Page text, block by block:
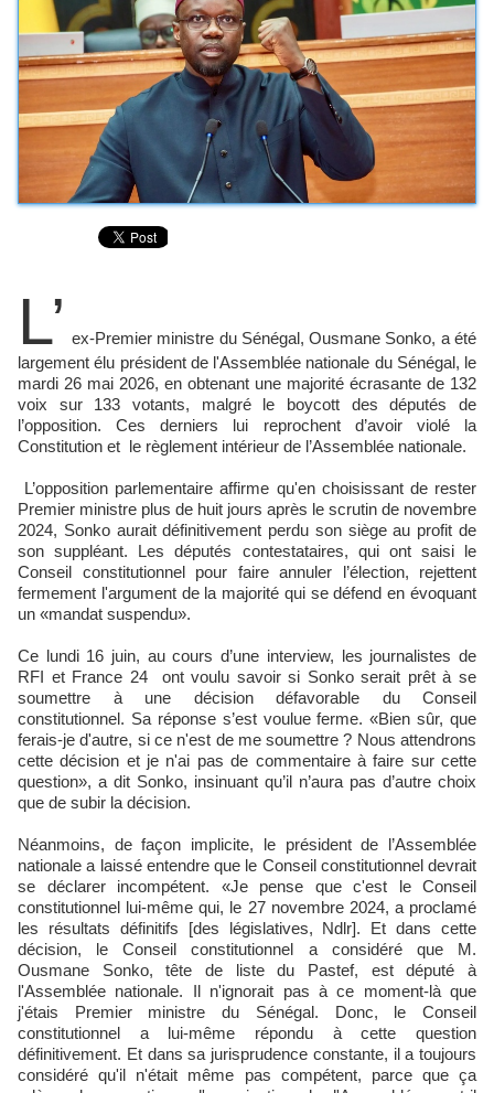
L’ ex-Premier ministre du Sénégal, Ousmane Sonko, a été
largement élu président de l'Assemblée nationale du Sénégal, le
mardi 26 mai 2026, en obtenant une majorité écrasante de 132
voix sur 133 votants, malgré le boycott des députés de
l’opposition. Ces derniers lui reprochent d’avoir violé la
Constitution et le règlement intérieur de l’Assemblée nationale.
L’opposition parlementaire affirme qu'en choisissant de rester
Premier ministre plus de huit jours après le scrutin de novembre
2024, Sonko aurait définitivement perdu son siège au profit de
son suppléant. Les députés contestataires, qui ont saisi le
Conseil constitutionnel pour faire annuler l’élection, rejettent
fermement l'argument de la majorité qui se défend en évoquant
un «mandat suspendu».
Ce lundi 16 juin, au cours d’une interview, les journalistes de
RFI et France 24 ont voulu savoir si Sonko serait prêt à se
soumettre à une décision défavorable du Conseil
constitutionnel. Sa réponse s’est voulue ferme. «Bien sûr, que
ferais-je d'autre, si ce n'est de me soumettre ? Nous attendrons
cette décision et je n'ai pas de commentaire à faire sur cette
question», a dit Sonko, insinuant qu’il n’aura pas d’autre choix
que de subir la décision.
Néanmoins, de façon implicite, le président de l’Assemblée
nationale a laissé entendre que le Conseil constitutionnel devrait
se déclarer incompétent. «Je pense que c'est le Conseil
constitutionnel lui-même qui, le 27 novembre 2024, a proclamé
les résultats définitifs [des législatives, Ndlr]. Et dans cette
décision, le Conseil constitutionnel a considéré que M.
Ousmane Sonko, tête de liste du Pastef, est député à
l'Assemblée nationale. Il n'ignorait pas à ce moment-là que
j'étais Premier ministre du Sénégal. Donc, le Conseil
constitutionnel a lui-même répondu à cette question
définitivement. Et dans sa jurisprudence constante, il a toujours
considéré qu'il n'était même pas compétent, parce que ça